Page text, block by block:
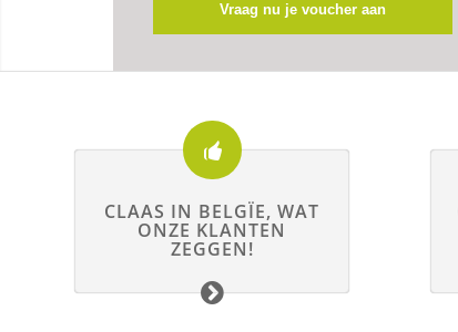
Vraag nu je voucher aan
CLAAS IN BELGÏE, WAT
ONZE KLANTEN
ZEGGEN!